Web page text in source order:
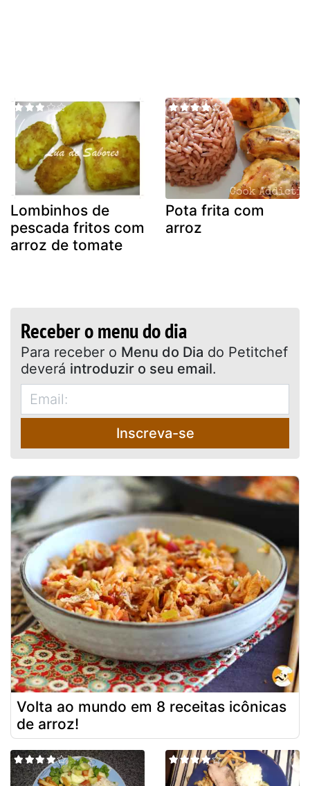
Lombinhos de
pescada fritos com
arroz de tomate
Pota frita com
arroz
Receber o menu do dia
Para receber o Menu do Dia do Petitchef
deverá introduzir o seu email.
Inscreva-se
Volta ao mundo em 8 receitas icônicas
de arroz!